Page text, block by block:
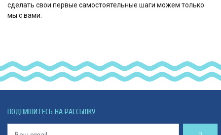
сделать свои первые самостоятельные шаги можем только
мы с вами.
ПОДПИШИТЕСЬ НА РАССЫЛКУ